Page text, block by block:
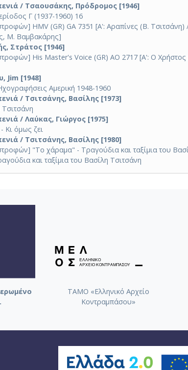
/ Τσαουσάκης, Πρόδρομος [1946]
Γ (1937-1960) 16
HMV (GR) GA 7351 [Α': Αραπίνες (Β.
Μ. Βαμβακάρης]
Στράτος [1946]
His Master's Voice (GR) AO 2717 [Α': Ο
Jim [1948]
Αμερική 1948-1960
/ Τσιτσάνης, Βασίλης [1973]
/ Λαύκας, Γιώργος [1975]
Κι όμως ζει
/ Τσιτσάνης, Βασίλης [1980]
"Το χάραμα" - Τραγούδια και ταξίμια του
και ταξίμια του Βασίλη Τσιτσάνη
ΤΑΜΟ «Ελληνικό Αρχείο
Κοντραμπάσου»